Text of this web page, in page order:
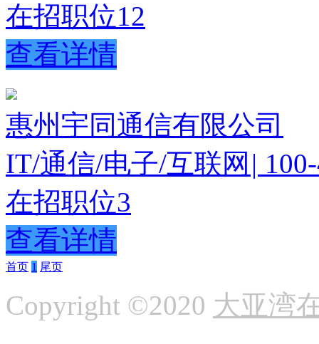
在招职位12
查看详情
惠州宇同通信有限公司
IT/通信/电子/互联网 |
在招职位3
查看详情
首页 1 尾页
Copyright ©2020 大亚湾